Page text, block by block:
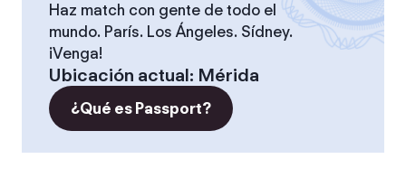
Haz match con gente de todo el
mundo. París. Los Ángeles. Sídney.
¡Venga!
Ubicación actual: Mérida
¿Qué es Passport?